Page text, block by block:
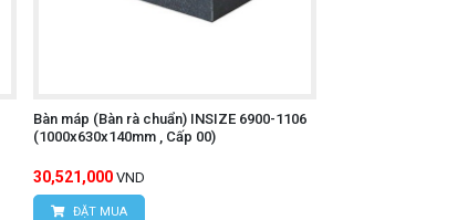
Bàn máp (Bàn rà chuẩn) INSIZE 6900-1106
(1000x630x140mm , Cấp 00)
30,521,000 VND
ĐẶT MUA